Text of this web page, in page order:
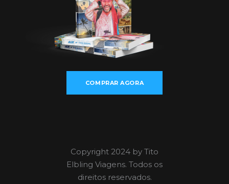
COMPRAR AGORA
Copyright 2024 by Tito
Elbling Viagens. Todos os
direitos reservados.